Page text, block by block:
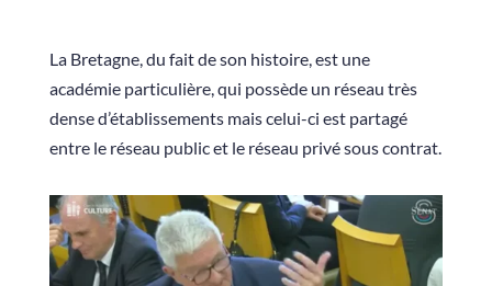
La Bretagne, du fait de son histoire, est une
académie particulière, qui possède un réseau très
dense d’établissements mais celui-ci est partagé
entre le réseau public et le réseau privé sous contrat.